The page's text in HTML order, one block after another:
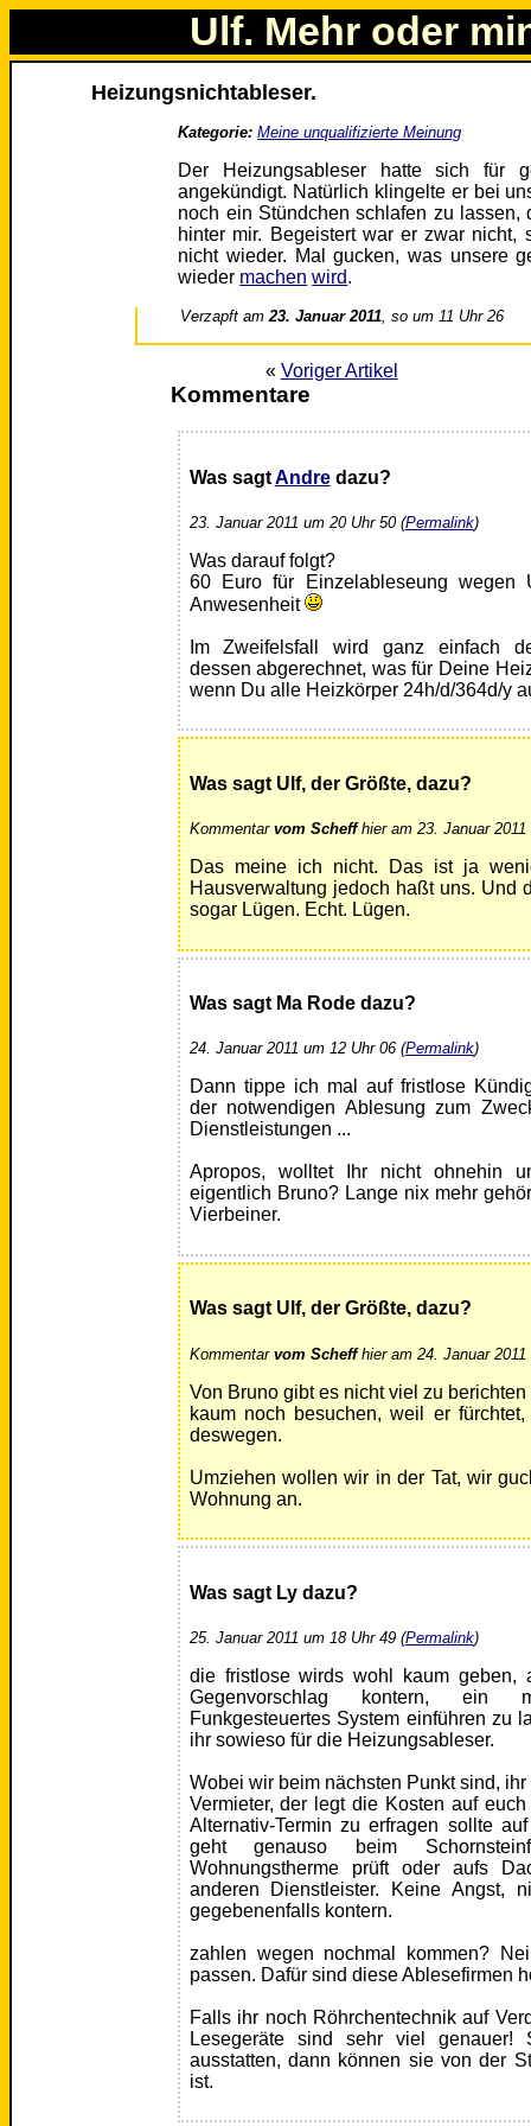
Ulf. Mehr oder
Heizungsnichtableser.
Kategorie: Meine unqualifizierte Meinung
Der Heizungsableser hatte sich für
angekündigt. Natürlich klingelte er bei
noch ein Stündchen schlafen zu lassen,
hinter mir. Begeistert war er zwar nicht,
nicht wieder. Mal gucken, was unsere
wieder machen wird.
Verzapft am23. Januar 2011, so um 11 Uhr 26
« Voriger Artikel
Kommentare
Was sagtAndredazu?
23. Januar 2011 um 20 Uhr 50 (Permalink)
Was darauf folgt?
60 Euro für Einzelableseung wegen
Anwesenheit
Im Zweifelsfall wird ganz einfach
dessen abgerechnet, was für Deine
wenn Du alle Heizkörper 24h/d/364d/y
Was sagt Ulf, der Größte, dazu?
Kommentar vom Scheffhier am 23. Januar 2011
Das meine ich nicht. Das ist ja
Hausverwaltung jedoch haßt uns. Und
sogar Lügen. Echt. Lügen.
Was sagt Ma Rode dazu?
24. Januar 2011 um 12 Uhr 06 (Permalink)
Dann tippe ich mal auf fristlose
der notwendigen Ablesung zum
Dienstleistungen ...
Apropos, wolltet Ihr nicht ohnehin
eigentlich Bruno? Lange nix mehr
Vierbeiner.
Was sagt Ulf, der Größte, dazu?
Kommentar vom Scheffhier am 24. Januar 2011
Von Bruno gibt es nicht viel zu
kaum noch besuchen, weil er
deswegen.
Umziehen wollen wir in der Tat, wir
Wohnung an.
Was sagt Ly dazu?
25. Januar 2011 um 18 Uhr 49 (Permalink)
die fristlose wirds wohl kaum geben,
Gegenvorschlag kontern, ein
Funkgesteuertes System einführen zu
ihr sowieso für die Heizungsableser.
Wobei wir beim nächsten Punkt sind,
Vermieter, der legt die Kosten auf
Alternativ-Termin zu erfragen sollte
geht genauso beim
Wohnungstherme prüft oder aufs
anderen Dienstleister. Keine Angst,
gegebenenfalls kontern.
zahlen wegen nochmal kommen?
passen. Dafür sind diese Ablesefirmen
Falls ihr noch Röhrchentechnik auf
Lesegeräte sind sehr viel
ausstatten, dann können sie von der
ist.